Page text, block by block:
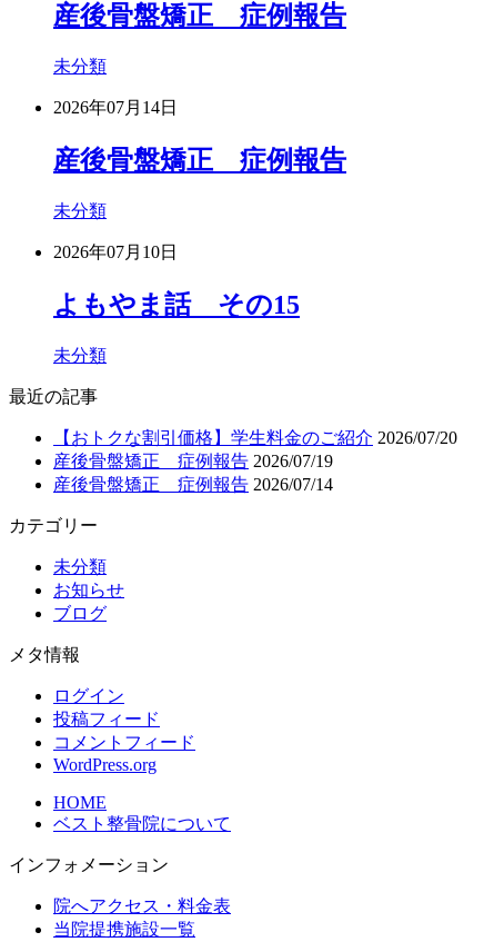
産後骨盤矯正 症例報告
未分類
2026年07月14日
産後骨盤矯正 症例報告
未分類
2026年07月10日
よもやま話 その15
未分類
最近の記事
【おトクな割引価格】学生料金のご紹介 2026/07/20
産後骨盤矯正 症例報告 2026/07/19
産後骨盤矯正 症例報告 2026/07/14
カテゴリー
未分類
お知らせ
ブログ
メタ情報
ログイン
投稿フィード
コメントフィード
WordPress.org
HOME
ベスト整骨院について
インフォメーション
院へアクセス・料金表
当院提携施設一覧